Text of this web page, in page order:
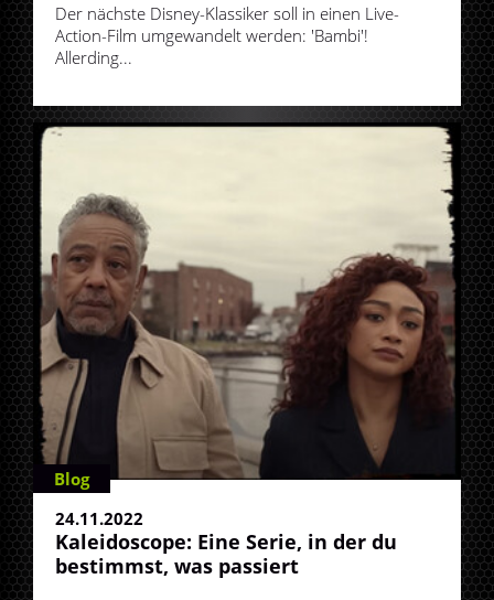
Der nächste Disney-Klassiker soll in einen Live-
Action-Film umgewandelt werden: 'Bambi'!
Allerding...
Blog
24.11.2022
Kaleidoscope: Eine Serie, in der du
bestimmst, was passiert